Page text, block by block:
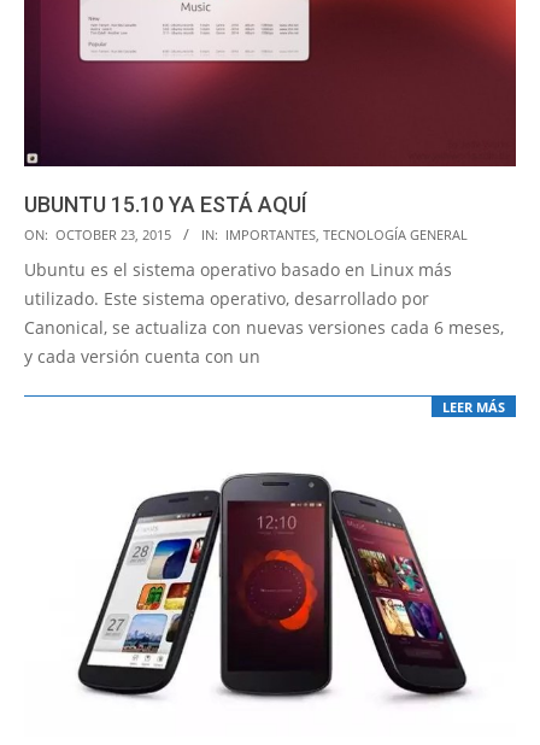
UBUNTU 15.10 YA ESTÁ AQUÍ
2015-
10-
23
ON: OCTOBER 23, 2015 IN: IMPORTANTES, TECNOLOGÍA GENERAL
Ubuntu es el sistema operativo basado en Linux más
utilizado. Este sistema operativo, desarrollado por
Canonical, se actualiza con nuevas versiones cada 6 meses,
y cada versión cuenta con un
LEER MÁS